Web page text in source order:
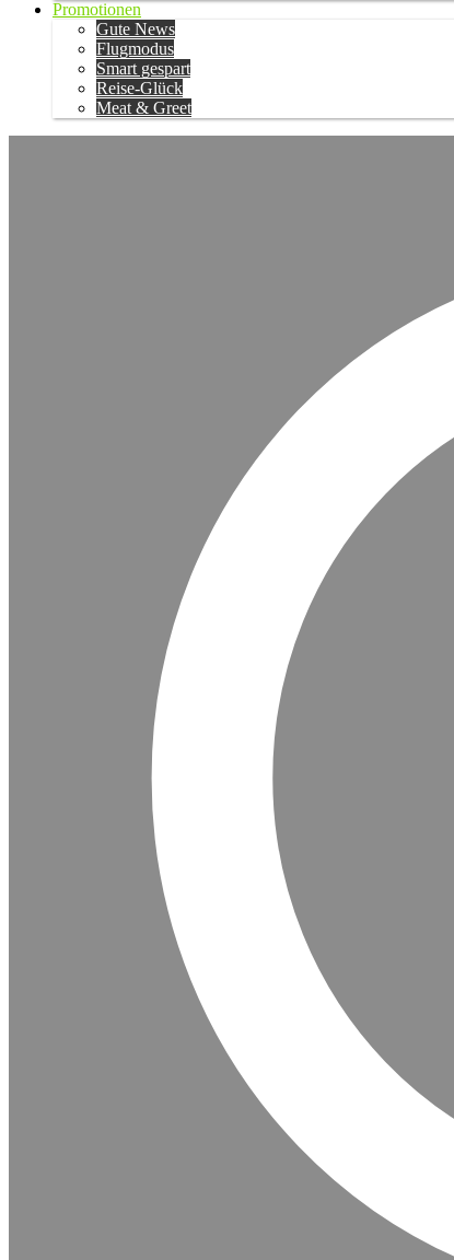
Promotionen
Gute News
Flugmodus
Smart gespart
Reise-Glück
Meat & Greet